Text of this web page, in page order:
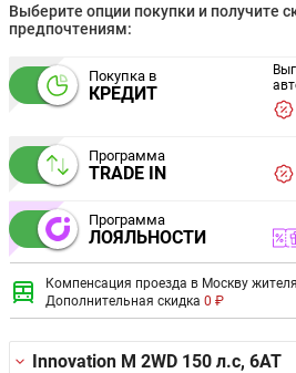
Выберите опции покупки и получите
предпочтениям:
Покупка в
КРЕДИТ
Программа
TRADE IN
Программа
ЛОЯЛЬНОСТИ
Компенсация проезда в Москву
Дополнительная скидка 0 ₽
Innovation M 2WD 150 л.с, 6AT